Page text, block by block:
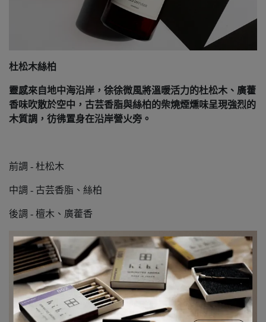
杜松木絲柏
靈感來自地中海沿岸，徐徐微風將溫暖活力的杜松木、廣藿
香味吹散於空中，古芸香脂與絲柏的柴燒煙燻味呈現強烈的
木質調，彷彿置身在沿岸營火旁。
前調 - 杜松木
中調 - 古芸香脂、絲柏
後調 - 檀木、廣藿香